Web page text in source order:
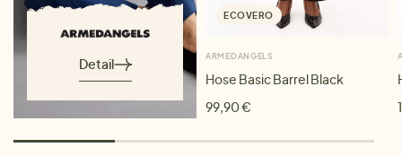
Detail
ECOVERO
ARMEDANGELS
Hose Basic Barrel Black
99,90 €